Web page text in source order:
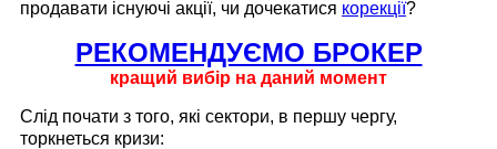
продавати існуючі акції, чи дочекатися корекції?
РЕКОМЕНДУЄМО БРОКЕР
кращий вибір на даний момент
Слід почати з того, які сектори, в першу чергу,
торкнеться кризи: